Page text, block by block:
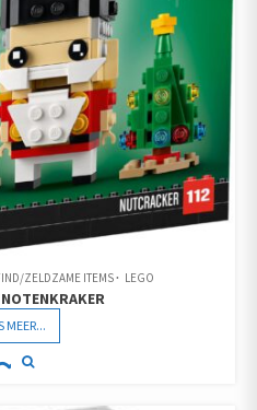
ZELDZAME ITEMS LEGO
MEER...